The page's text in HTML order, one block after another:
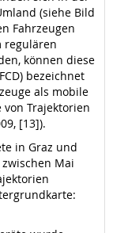
(siehe Bild
Fahrzeugen
regulären
können diese
bezeichnet
als mobile
Trajektorien
[13]).
in Graz und
Mai